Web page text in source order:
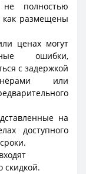
полностью
как размещены
ценах могут
ошибки,
с задержкой
или
на
доступного
скидкой.